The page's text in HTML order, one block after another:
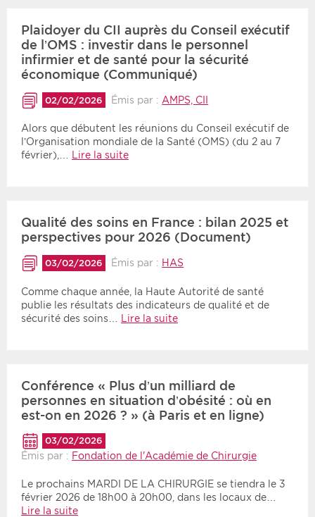
Plaidoyer du CII auprès du Conseil exécutif
de l’OMS : investir dans le personnel
infirmier et de santé pour la sécurité
économique (Communiqué)
02/02/2026 Émis par : AMPS, CII
Alors que débutent les réunions du Conseil exécutif de
l’Organisation mondiale de la Santé (OMS) (du 2 au 7
février),… Lire la suite
Qualité des soins en France : bilan 2025 et
perspectives pour 2026 (Document)
03/02/2026 Émis par : HAS
Comme chaque année, la Haute Autorité de santé
publie les résultats des indicateurs de qualité et de
sécurité des soins…
Lire la suite
Conférence « Plus d’un milliard de
personnes en situation d’obésité : où en
est-on en 2026 ? » (à Paris et en ligne)
03/02/2026
Émis par : Fondation de l'Académie de Chirurgie
Le prochains MARDI DE LA CHIRURGIE se tiendra le 3
février 2026 de 18h00 à 20h00, dans les locaux de…
Lire la suite